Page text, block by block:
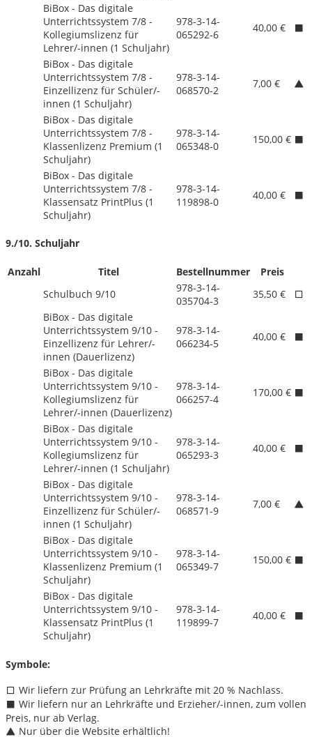
BiBox - Das digitale
Unterrichtssystem 7/8 -
Kollegiumslizenz für
Lehrer/-innen (1 Schuljahr)
978-3-14-
065292-6
40,00 €
BiBox - Das digitale
Unterrichtssystem 7/8 -
Einzellizenz für Schüler/-
innen (1 Schuljahr)
978-3-14-
068570-2
7,00 €
BiBox - Das digitale
Unterrichtssystem 7/8 -
Klassenlizenz Premium (1
Schuljahr)
978-3-14-
065348-0
150,00 €
BiBox - Das digitale
Unterrichtssystem 7/8 -
Klassensatz PrintPlus (1
Schuljahr)
978-3-14-
119898-0
40,00 €
9./10. Schuljahr
Anzahl Titel Bestellnummer
Preis
Schulbuch 9/10
978-3-14-
035704-3
35,50 €
BiBox - Das digitale
Unterrichtssystem 9/10 -
Einzellizenz für Lehrer/-
innen (Dauerlizenz)
978-3-14-
066234-5
40,00 €
BiBox - Das digitale
Unterrichtssystem 9/10 -
Kollegiumslizenz für
Lehrer/-innen (Dauerlizenz)
978-3-14-
066257-4
170,00 €
BiBox - Das digitale
Unterrichtssystem 9/10 -
Kollegiumslizenz für
Lehrer/-innen (1 Schuljahr)
978-3-14-
065293-3
40,00 €
BiBox - Das digitale
Unterrichtssystem 9/10 -
Einzellizenz für Schüler/-
innen (1 Schuljahr)
978-3-14-
068571-9
7,00 €
BiBox - Das digitale
Unterrichtssystem 9/10 -
Klassenlizenz Premium (1
Schuljahr)
978-3-14-
065349-7
150,00 €
BiBox - Das digitale
Unterrichtssystem 9/10 -
Klassensatz PrintPlus (1
Schuljahr)
978-3-14-
119899-7
40,00 €
Symbole:
Wir liefern zur Prüfung an Lehrkräfte mit 20 % Nachlass.
Wir liefern nur an Lehrkräfte und Erzieher/-innen, zum vollen
Preis, nur ab Verlag.
Nur über die Website erhältlich!